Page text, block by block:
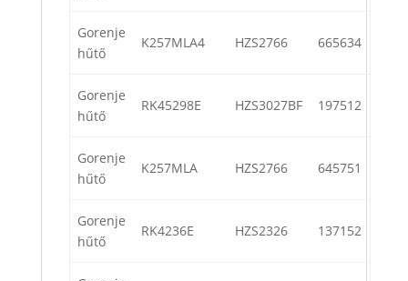
Gorenje
hűtő
K257MLA4 HZS2766 665634
Gorenje
hűtő
RK45298E HZS3027BF 197512
Gorenje
hűtő
K257MLA HZS2766 645751
Gorenje
hűtő
RK4236E HZS2326 137152